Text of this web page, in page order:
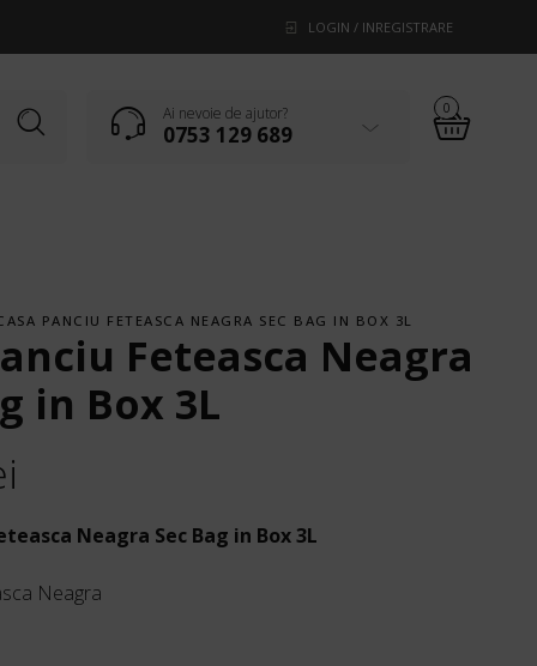
LOGIN / INREGISTRARE
Ai nevoie de ajutor?
0753 129 689
0
PANCIU FETEASCA NEAGRA SEC BAG IN BOX 3L
Feteasca Neagra
in Box 3L
Neagra Sec Bag in Box 3L
Neagra